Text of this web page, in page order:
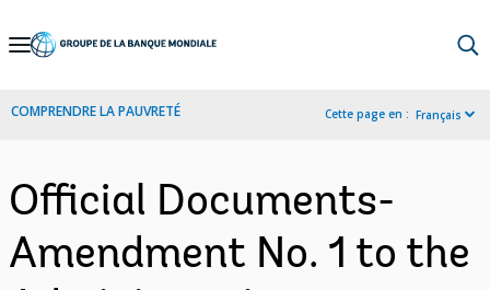
Skip
Navigation
COMPRENDRE LA PAUVRETÉ Cette page en : Français
Official Documents-
Amendment No. 1 to the